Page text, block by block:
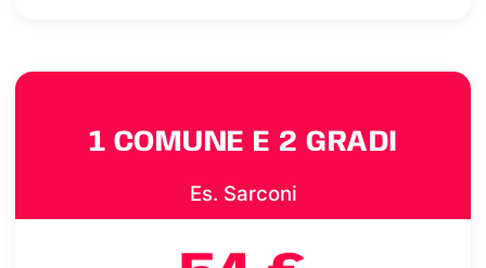
1 COMUNE E 2 GRADI
Es. Sarconi